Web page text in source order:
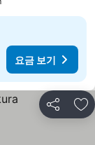
요금 보기
공유 즐